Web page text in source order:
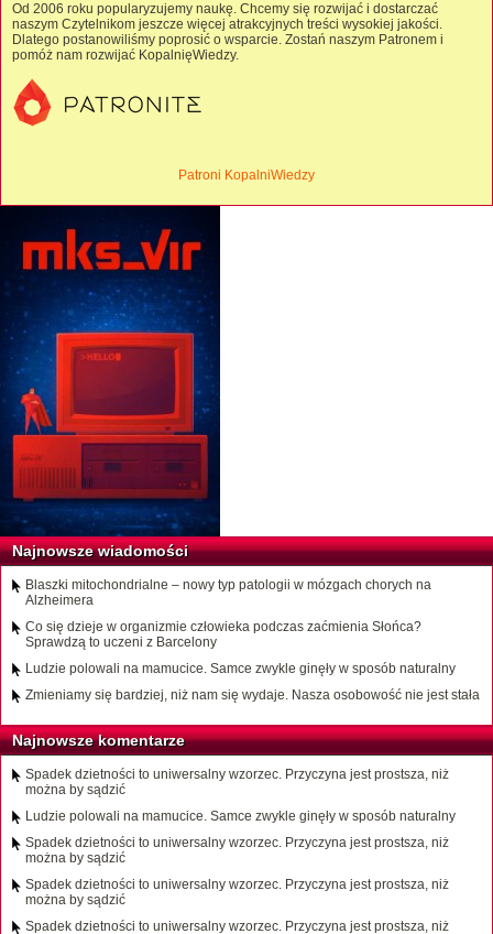
Od 2006 roku popularyzujemy naukę. Chcemy się rozwijać i dostarczać
naszym Czytelnikom jeszcze więcej atrakcyjnych treści wysokiej jakości.
Dlatego postanowiliśmy poprosić o wsparcie. Zostań naszym Patronem i
pomóż nam rozwijać KopalnięWiedzy.
Patroni KopalniWiedzy
Najnowsze wiadomości
Blaszki mitochondrialne – nowy typ patologii w mózgach chorych na
Alzheimera
Co się dzieje w organizmie człowieka podczas zaćmienia Słońca?
Sprawdzą to uczeni z Barcelony
Ludzie polowali na mamucice. Samce zwykle ginęły w sposób naturalny
Zmieniamy się bardziej, niż nam się wydaje. Nasza osobowość nie jest stała
Najnowsze komentarze
Spadek dzietności to uniwersalny wzorzec. Przyczyna jest prostsza, niż
można by sądzić
Ludzie polowali na mamucice. Samce zwykle ginęły w sposób naturalny
Spadek dzietności to uniwersalny wzorzec. Przyczyna jest prostsza, niż
można by sądzić
Spadek dzietności to uniwersalny wzorzec. Przyczyna jest prostsza, niż
można by sądzić
Spadek dzietności to uniwersalny wzorzec. Przyczyna jest prostsza, niż